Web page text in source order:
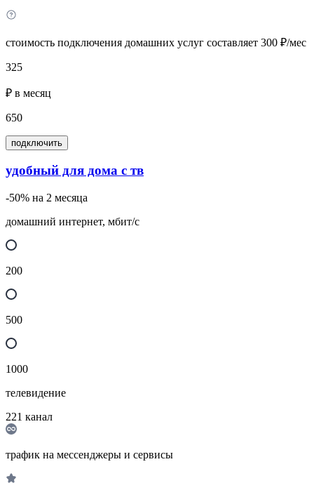
стоимость подключения домашних услуг составляет 300 ₽/мес
325
₽ в месяц
650
подключить
удобный для дома с тв
-50% на 2 месяца
домашний интернет, мбит/с
200
500
1000
телевидение
221 канал
трафик на мессенджеры и сервисы